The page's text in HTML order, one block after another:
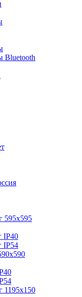
Bluetooth
595x595
IP40
IP54
1195x150